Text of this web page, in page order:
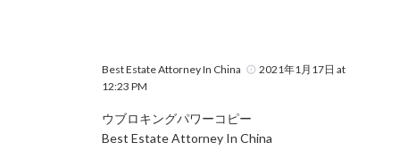
Best Estate Attorney In China
2021年1月17日 at
12:23 PM
ウブロキングパワーコピー
Best Estate Attorney In China